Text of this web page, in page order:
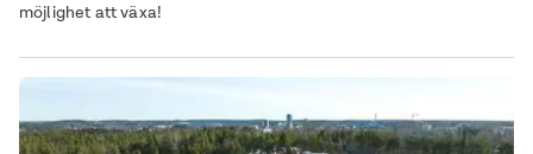
möjlighet att växa!